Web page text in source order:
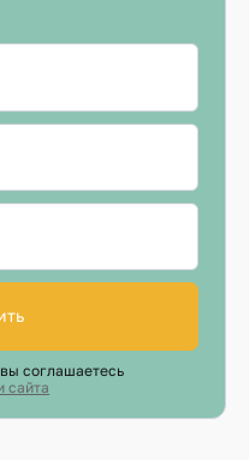
соглашаетесь
сайта